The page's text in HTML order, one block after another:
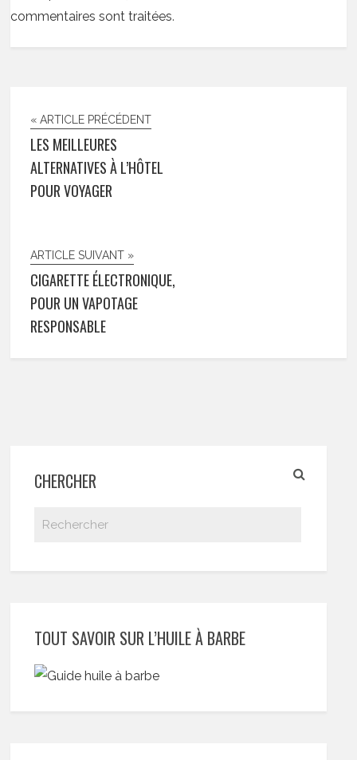
commentaires sont traitées.
« ARTICLE PRÉCÉDENT
LES MEILLEURES
ALTERNATIVES À L’HÔTEL
POUR VOYAGER
ARTICLE SUIVANT »
CIGARETTE ÉLECTRONIQUE,
POUR UN VAPOTAGE
RESPONSABLE
CHERCHER
TOUT SAVOIR SUR L’HUILE À BARBE